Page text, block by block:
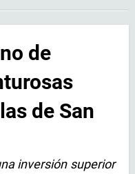
de
de San
inversión superior